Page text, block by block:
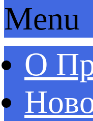
Menu
О